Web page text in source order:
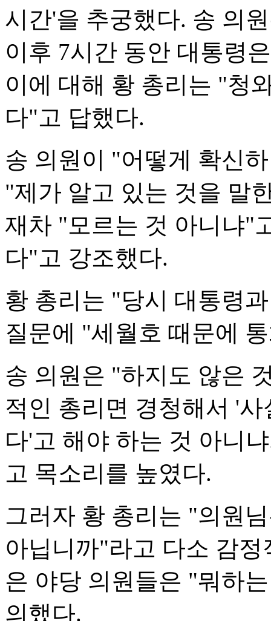
시간'을 추궁했다. 송 의
이후 7시간 동안 대통령
이에 대해 황 총리는 "청
다"고 답했다.
송 의원이 "어떻게 확신
"제가 알고 있는 것을 말
재차 "모르는 것 아니냐"
다"고 강조했다.
황 총리는 "당시 대통령
질문에 "세월호 때문에
송 의원은 "하지도 않은
적인 총리면 경청해서 '
다'고 해야 하는 것 아니
고 목소리를 높였다.
그러자 황 총리는 "의원
아닙니까"라고 다소 감
은 야당 의원들은 "뭐하
의했다.